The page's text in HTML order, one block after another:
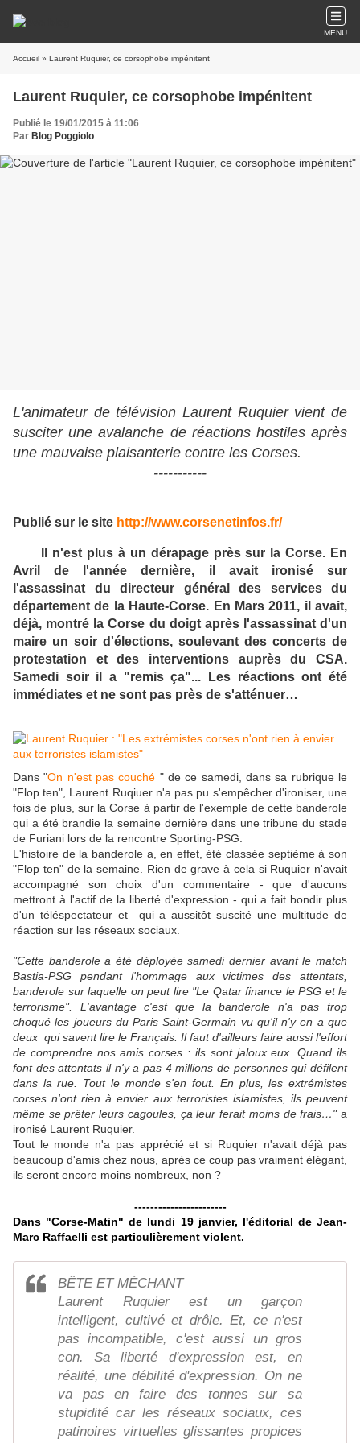
MENU
Accueil » Laurent Ruquier, ce corsophobe impénitent
Laurent Ruquier, ce corsophobe impénitent
Publié le 19/01/2015 à 11:06
Par Blog Poggiolo
L'animateur de télévision Laurent Ruquier vient de
susciter une avalanche de réactions hostiles après
une mauvaise plaisanterie contre les Corses.
-----------
Publié sur le site http://www.corsenetinfos.fr/
Il n'est plus à un dérapage près sur la Corse. En
Avril de l'année dernière, il avait ironisé sur
l'assassinat du directeur général des services du
département de la Haute-Corse. En Mars 2011, il avait,
déjà, montré la Corse du doigt après l'assassinat d'un
maire un soir d'élections, soulevant des concerts de
protestation et des interventions auprès du CSA.
Samedi soir il a "remis ça"... Les réactions ont été
immédiates et ne sont pas près de s'atténuer…
Dans "On n'est pas couché " de ce samedi, dans sa rubrique le
"Flop ten", Laurent Ruqiuer n'a pas pu s'empêcher d'ironiser, une
fois de plus, sur la Corse à partir de l'exemple de cette banderole
qui a été brandie la semaine dernière dans une tribune du stade
de Furiani lors de la rencontre Sporting-PSG.
L'histoire de la banderole a, en effet, été classée septième à son
"Flop ten" de la semaine. Rien de grave à cela si Ruquier n'avait
accompagné son choix d'un commentaire - que d'aucuns
mettront à l'actif de la liberté d'expression - qui a fait bondir plus
d'un téléspectateur et qui a aussitôt suscité une multitude de
réaction sur les réseaux sociaux.
"Cette banderole a été déployée samedi dernier avant le match
Bastia-PSG pendant l'hommage aux victimes des attentats,
banderole sur laquelle on peut lire "Le Qatar finance le PSG et le
terrorisme". L'avantage c'est que la banderole n'a pas trop
choqué les joueurs du Paris Saint-Germain vu qu'il n'y en a que
deux qui savent lire le Français. Il faut d'ailleurs faire aussi l'effort
de comprendre nos amis corses : ils sont jaloux eux. Quand ils
font des attentats il n'y a pas 4 millions de personnes qui défilent
dans la rue. Tout le monde s'en fout. En plus, les extrémistes
corses n'ont rien à envier aux terroristes islamistes, ils peuvent
même se prêter leurs cagoules, ça leur ferait moins de frais…" a
ironisé Laurent Ruquier.
Tout le monde n'a pas apprécié et si Ruquier n'avait déjà pas
beaucoup d'amis chez nous, après ce coup pas vraiment élégant,
ils seront encore moins nombreux, non ?
-----------------------
Dans "Corse-Matin" de lundi 19 janvier, l'éditorial de Jean-
Marc Raffaelli est particulièrement violent.
BÊTE ET MÉCHANT
Laurent Ruquier est un garçon
intelligent, cultivé et drôle. Et, ce n'est
pas incompatible, c'est aussi un gros
con. Sa liberté d'expression est, en
réalité, une débilité d'expression. On ne
va pas en faire des tonnes sur sa
stupidité car les réseaux sociaux, ces
patinoires virtuelles glissantes propices